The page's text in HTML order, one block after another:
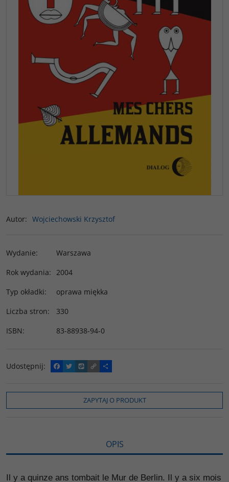
Autor: Wojciechowski Krzysztof
Wydanie:
Warszawa
Rok wydania: 2004
Typ okładki:
oprawa miękka
Liczba stron:
330
ISBN: 83-88938-94-0
Udostępnij:
F
a
e
o
T
w
t
e
W
y
o
p
C
o
y
L
i
P
o
z
i
e
ę
ZAPYTAJ O PRODUKT
OPIS
Il y a quinze ans tombait le Mur de Berlin. Il y a six mois